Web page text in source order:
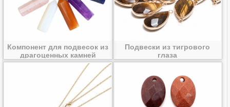
Компонент для подвесок из
драгоценных камней
Подвески из тигрового
глаза